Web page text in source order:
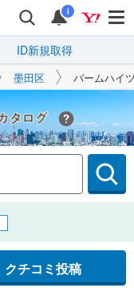
i
ID新規取得
墨田区 バームハイ
Yahoo!不動産
クチコミ投稿